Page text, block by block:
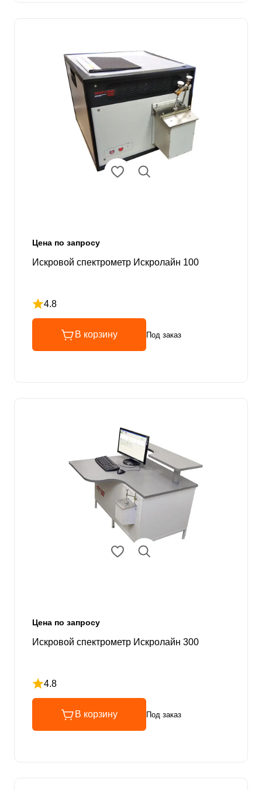
Цена по запросу
Искровой спектрометр Искролайн 100
4.8
Рейтинг 4.8 из 5
В корзину Под заказ
Цена по запросу
Искровой спектрометр Искролайн 300
4.8
Рейтинг 4.8 из 5
В корзину Под заказ